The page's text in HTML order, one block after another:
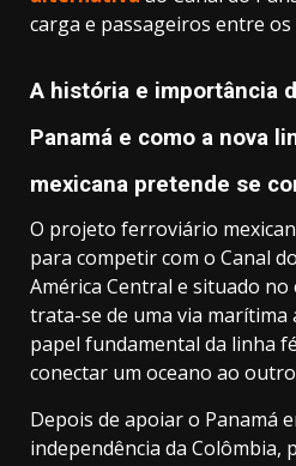
carga e passageiros entre os
A história e importância
Panamá e como a nova
mexicana pretende se
O projeto ferroviário
para competir com o Canal
América Central e situado
trata-se de uma via marítima
papel fundamental da linha
conectar um oceano ao
Depois de apoiar o Panamá
independência da Colômbia,